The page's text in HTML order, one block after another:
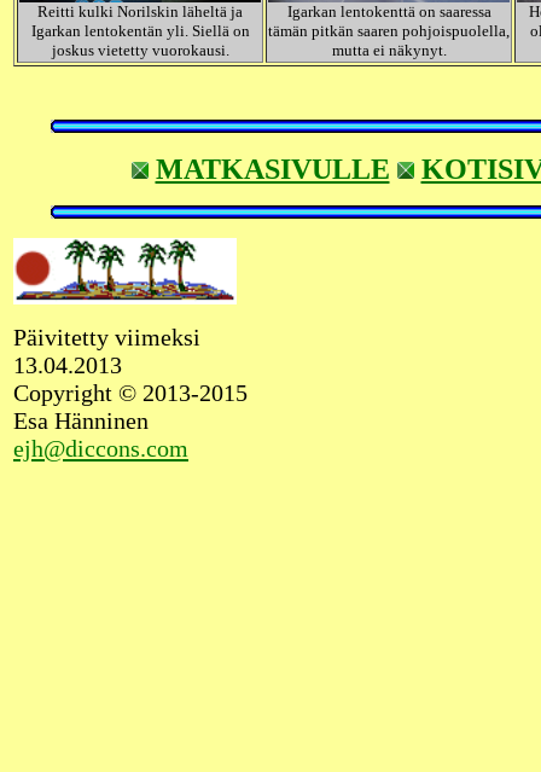
Reitti kulki Norilskin läheltä ja
Igarkan lentokentän yli. Siellä on
joskus vietetty vuorokausi.
Igarkan lentokenttä on saaressa
tämän pitkän saaren pohjoispuolella,
mutta ei näkynyt.
MATKASIVULLE
Päivitetty viimeksi
13.04.2013
Copyright © 2013-2015
Esa Hänninen
ejh@diccons.com